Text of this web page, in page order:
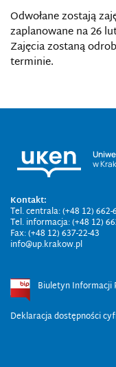
Odwołane zostają
zaplanowane na 26
Zajęcia zostaną
terminie.
w
Kontakt:
Tel. centrala: (+48 12) 662-
Tel. informacja: (+48 12)
Fax: (+48 12) 637-22-43
info@up.krakow.pl
Biuletyn Informacji
Deklaracja dostępności